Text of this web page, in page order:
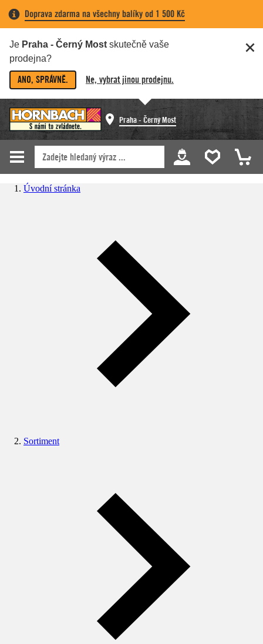
Doprava zdarma na všechny balíky od 1 500 Kč
Je Praha - Černý Most skutečně vaše
prodejna?
ANO, SPRÁVNĚ. Ne, vybrat jinou prodejnu.
Praha - Černý Most
Úvodní stránka
Sortiment